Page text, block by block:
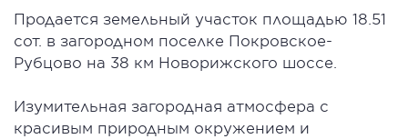
Продается земельный участок площадью 18.51
сот. в загородном поселке Покровское-
Рубцово на 38 км Новорижского шоссе.
Изумительная загородная атмосфера с
красивым природным окружением и